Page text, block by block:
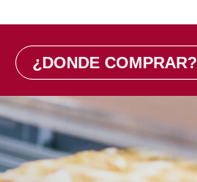
¿DONDE COMPRAR?